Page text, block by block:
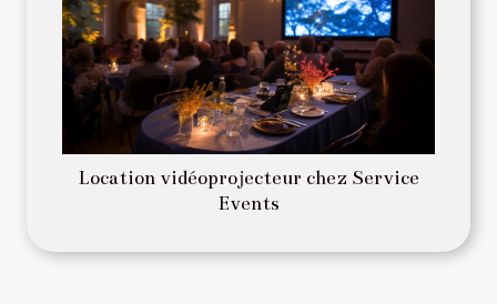
Location vidéoprojecteur chez Service
Events